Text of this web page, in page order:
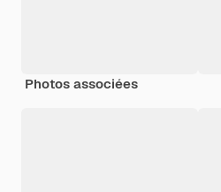
Photos associées